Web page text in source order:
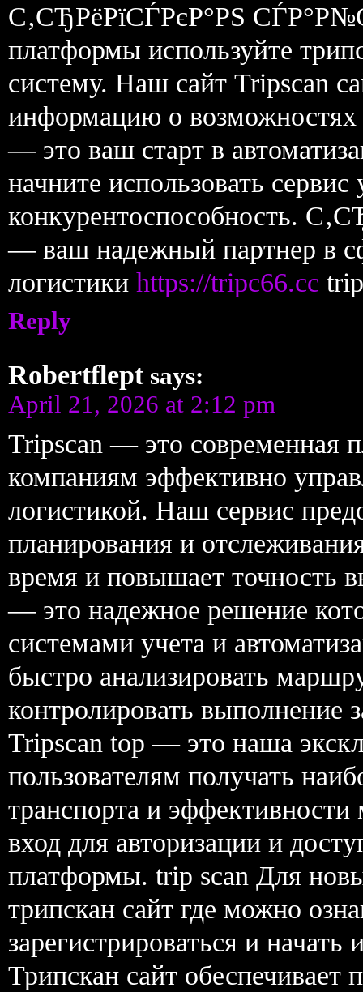
С‚СЂРёРїСЃРєР°РЅ
платформы используйте
систему. Наш сайт Tripscan
информацию о возможностях
— это ваш старт в
начните использовать
конкурентоспособность.
— ваш надежный партнер в
логистики https://tripc66.cc
Reply
Robertflept says:
April 21, 2026 at 2:12 pm
Tripscan — это современная
компаниям эффективно
логистикой. Наш сервис
планирования и
время и повышает точность
— это надежное решение
системами учета и
быстро анализировать
контролировать выполнение
Tripscan top — это наша
пользователям получать
транспорта и
вход для авторизации и
платформы. trip scan Для
трипскан сайт где можно
зарегистрироваться и начать
Трипскан сайт обеспечивает